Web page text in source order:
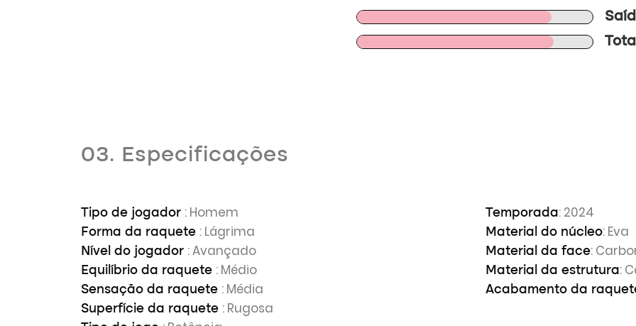
03. Especificações
Tipo de jogador : Homem
Forma da raquete : Lágrima
Nível do jogador : Avançado
Equilíbrio da raquete : Médio
Sensação da raquete : Média
Superfície da raquete : Rugosa
Temporada: 2024
Material do núcleo: Eva
Material da face:
Material da estrutura:
Acabamento da